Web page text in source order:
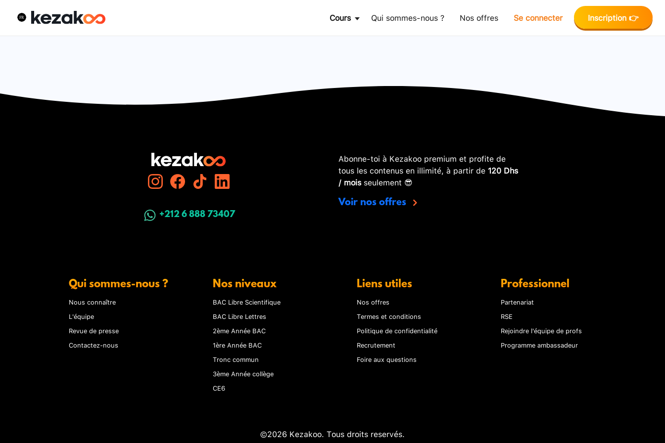
Cours Qui sommes-nous ? Nos offres Se connecter Inscription 👉
+212 6 888 73407
Abonne-toi à Kezakoo premium et profite de
tous les contenus en illimité, à partir de 120 Dhs
/ moisseulement 😎
Voir nos offres
Qui sommes-nous ?
Nous connaître
L'équipe
Revue de presse
Contactez-nous
Nos niveaux
BAC Libre Scientifique
BAC Libre Lettres
2ème Année BAC
1ère Année BAC
Tronc commun
3ème Année collège
CE6
Liens utiles
Nos offres
Termes et conditions
Politique de confidentialité
Recrutement
Foire aux questions
Professionnel
Partenariat
RSE
Rejoindre l'équipe de profs
Programme ambassadeur
©2026 Kezakoo. Tous droits reservés.